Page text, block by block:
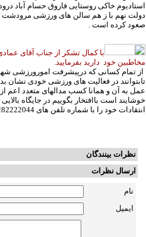
دولت نهم با ز هم سالن های ورزشی مرودشت
صعود کرده است .
با کمال تشکر از جناب آقای
مخاطبین خود دارید بفرمایید.
از تمام کسانی که درپیشرفت امورورزشی
تابتوانند در فعالیت های ورزشی خودی نشان
عمل به آن و همانا کسب مدالهای متعدد اعم
خوشایند است باافتخار بگوییم در جایگاه
انتقادات خود را با شماره تلفن های 07282222044 و همراه 09171277952 به سمع ونظر ما برسانید
نظرات بینندگان
ارسال نظرات
نام
ایمیل